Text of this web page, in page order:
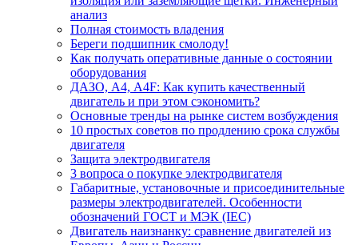
анализ
Полная стоимость владения
Береги подшипник смолоду!
Как получать оперативные данные о состоянии
оборудования
ДАЗО, А4, А4F: Как купить качественный
двигатель и при этом сэкономить?
Основные тренды на рынке систем возбуждения
10 простых советов по продлению срока службы
двигателя
Защита электродвигателя
3 вопроса о покупке электродвигателя
Габаритные, установочные и присоединительные
размеры электродвигателей. Особенности
обозначений ГОСТ и МЭК (IEC)
Двигатель наизнанку: сравнение двигателей из